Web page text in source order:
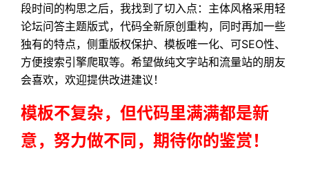
段时间的构思之后，我找到了切入点：主体风格采用轻
论坛问答主题版式，代码全新原创重构，同时再加一些
独有的特点，侧重版权保护、模板唯一化、可SEO性、
方便搜索引擎爬取等。希望做纯文字站和流量站的朋友
会喜欢，欢迎提供改进建议！
模板不复杂，但代码里满满都是新
意，努力做不同，期待你的鉴赏！